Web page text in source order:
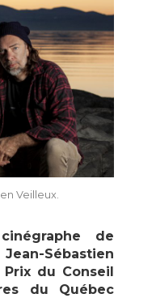
Veilleux.
de
Sébastien
du Conseil
du Québec